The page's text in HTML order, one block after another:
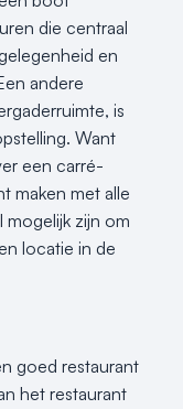
die centraal
en
andere
is
Want
een carré-
maken met alle
mogelijk zijn om
locatie in de
goed restaurant
het restaurant